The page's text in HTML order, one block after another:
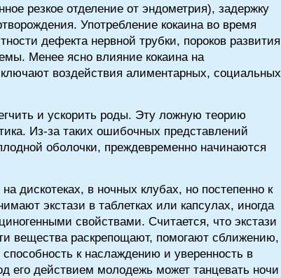
резкое отделение от эндометрия), задержку
Употребление кокаина во время
дефекта нервной трубки, пороков развития
Менее ясно влияние кокаина на
воздействия алиментарных, социальных
и ускорить роды. Эту ложную теорию
Из-за таких ошибочных представлений
оболочки, преждевременно начинаются
дискотеках, в ночных клубах, но постепенно к
экстази в таблетках или капсулах, иногда
свойствами. Считается, что экстази
вещества раскрепощают, помогают сближению,
к наслаждению и уверенность в
его действием молодежь может танцевать ночи